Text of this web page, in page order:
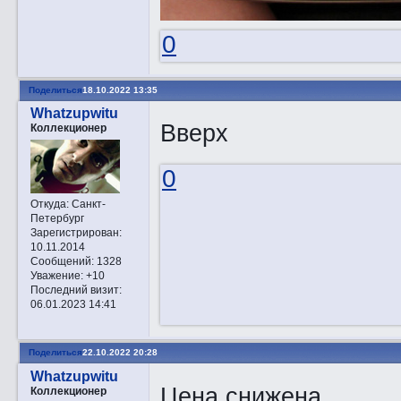
0
Поделиться18.10.2022 13:35
Whatzupwitu
Коллекционер
Откуда:Санкт-
Петербург
Зарегистрирован:
10.11.2014
Сообщений:1328
Уважение: +10
Последний визит:
06.01.2023 14:41
Вверх
0
Поделиться22.10.2022 20:28
Whatzupwitu
Коллекционер